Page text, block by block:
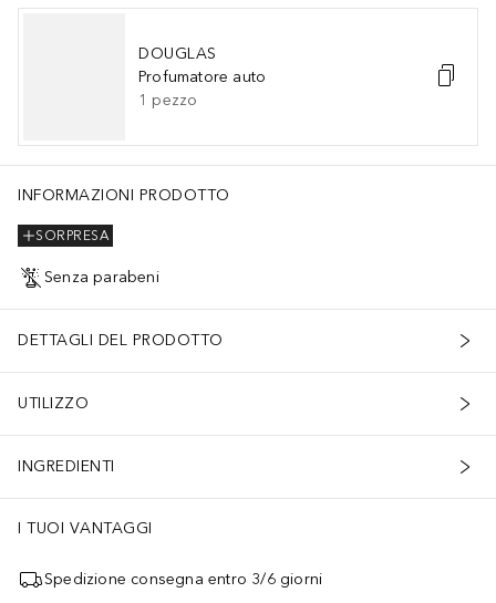
DOUGLAS
Profumatore auto
1 pezzo
INFORMAZIONI PRODOTTO
SORPRESA
Senza parabeni
DETTAGLI DEL PRODOTTO
UTILIZZO
INGREDIENTI
I TUOI VANTAGGI
Spedizione consegna entro 3/6 giorni